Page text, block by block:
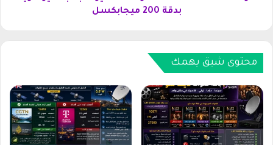
r
o
ا
ج
o
ل
م
ت
بدقة 200 ميجابكسل
محتوى شيق يهمك